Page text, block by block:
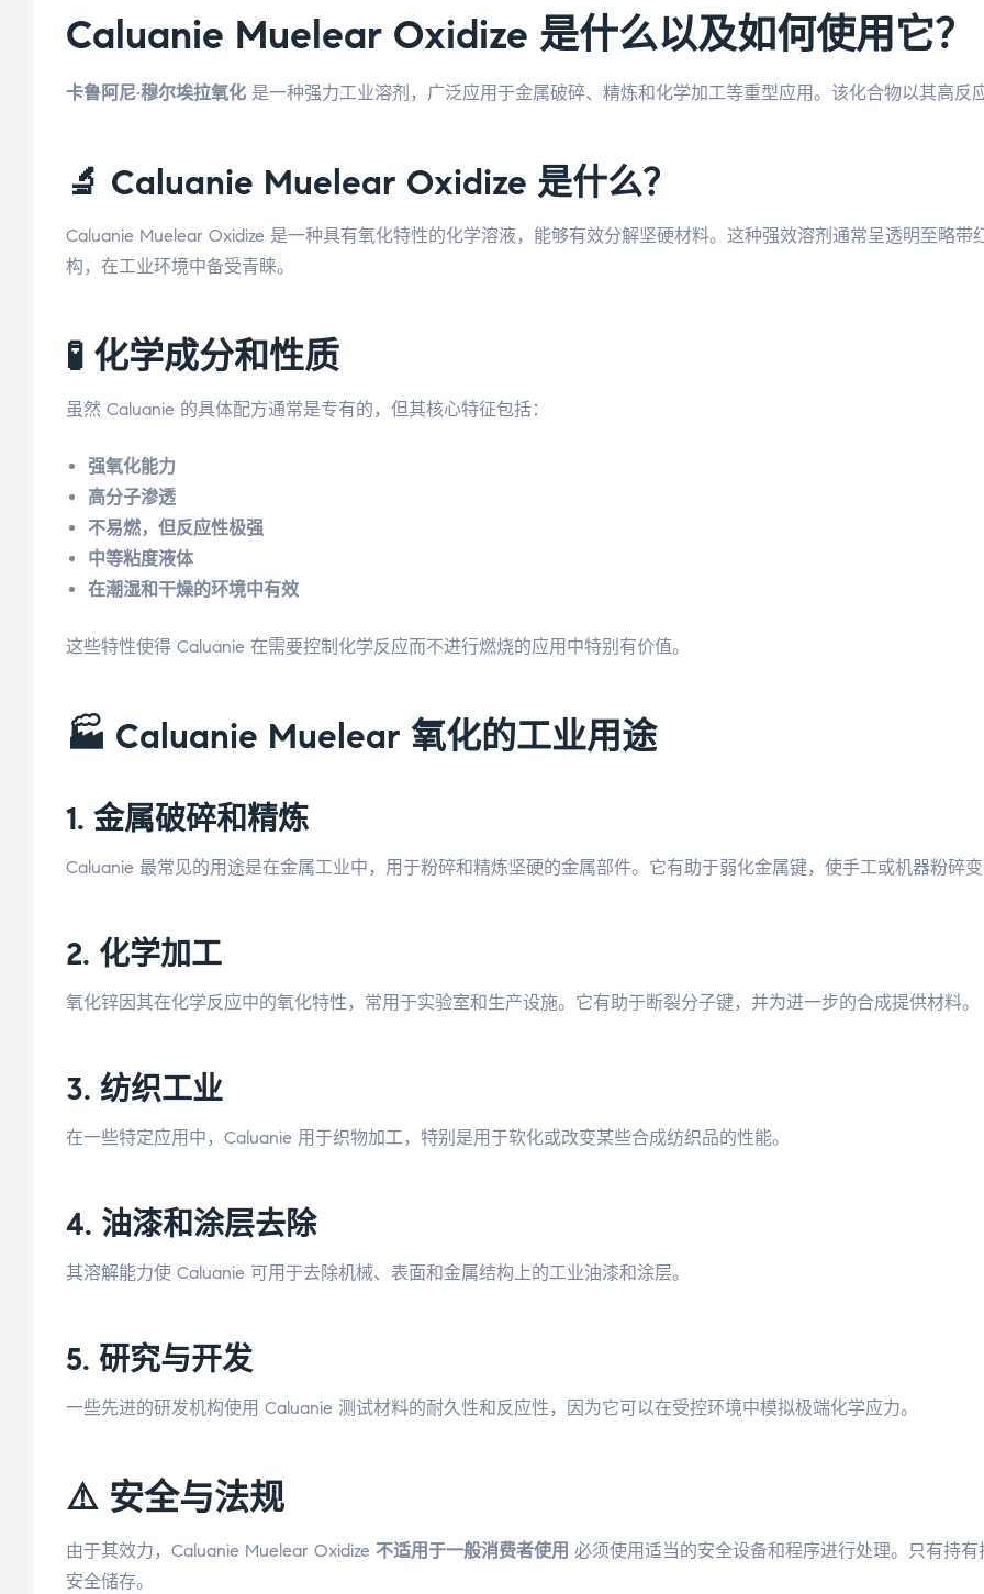
Caluanie Muelear Oxidize 是什么以及如何使用它？
卡鲁阿尼·穆尔埃拉氧化 是一种强力工业溶剂，广泛应用于金属破碎、精炼和化学加工等重型应用。该化合物以其高反
🔬 Caluanie Muelear Oxidize 是什么？
Caluanie Muelear Oxidize 是一种具有氧化特性的化学溶液，能够有效分解坚硬材料。这种强效溶剂通常呈透明至略
构，在工业环境中备受青睐。
🧪 化学成分和性质
虽然 Caluanie 的具体配方通常是专有的，但其核心特征包括：
强氧化能力
高分子渗透
不易燃，但反应性极强
中等粘度液体
在潮湿和干燥的环境中有效
这些特性使得 Caluanie 在需要控制化学反应而不进行燃烧的应用中特别有价值。
🏭 Caluanie Muelear 氧化的工业用途
1. 金属破碎和精炼
Caluanie 最常见的用途是在金属工业中，用于粉碎和精炼坚硬的金属部件。它有助于弱化金属键，使手工或机器粉碎变
2. 化学加工
氧化锌因其在化学反应中的氧化特性，常用于实验室和生产设施。它有助于断裂分子键，并为进一步的合成提供材料。
3. 纺织工业
在一些特定应用中，Caluanie 用于织物加工，特别是用于软化或改变某些合成纺织品的性能。
4. 油漆和涂层去除
其溶解能力使 Caluanie 可用于去除机械、表面和金属结构上的工业油漆和涂层。
5. 研究与开发
一些先进的研发机构使用 Caluanie 测试材料的耐久性和反应性，因为它可以在受控环境中模拟极端化学应力。
⚠️ 安全与法规
由于其效力，Caluanie Muelear Oxidize 不适用于一般消费者使用 必须使用适当的安全设备和程序进行处理。只有持
安全储存。